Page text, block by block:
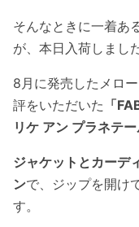
そんなときに一着あ
が、本日入荷しまし
8月に発売したメロ
評をいただいた 「
リケ アン プラネテ
ジャケットとカーデ
ンで、ジップを開け
す。